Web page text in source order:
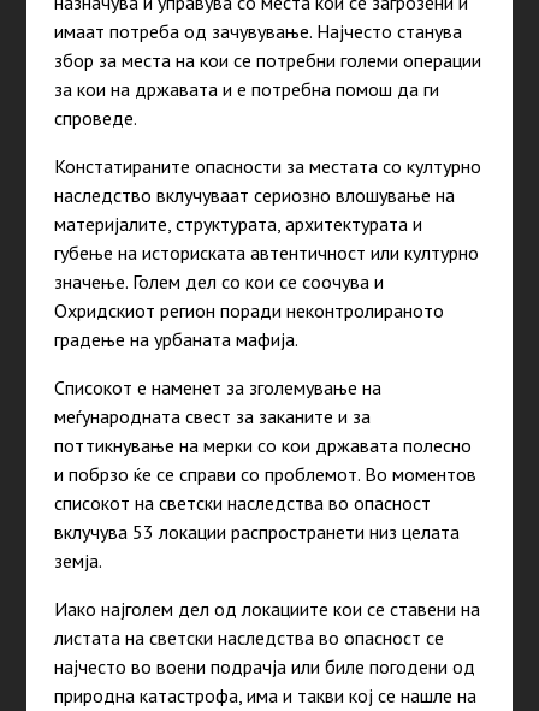
имаат потреба од зачувување. Најчесто станува
збор за места на кои се потребни големи операции
за кои на државата и е потребна помош да ги
спроведе.
Констатираните опасности за местата со културно
наследство вклучуваат сериозно влошување на
материјалите, структурата, архитектурата и
губење на историската автентичност или културно
значење. Голем дел со кои се соочува и
Охридскиот регион поради неконтролираното
градење на урбаната мафија.
Списокот е наменет за зголемување на
меѓународната свест за заканите и за
поттикнување на мерки со кои државата полесно
и побрзо ќе се справи со проблемот. Во моментов
списокот на светски наследства во опасност
вклучува 53 локации распространети низ целата
земја.
Иако најголем дел од локациите кои се ставени на
листата на светски наследства во опасност се
најчесто во воени подрачја или биле погодени од
природна катастрофа, има и такви кој се нашле на